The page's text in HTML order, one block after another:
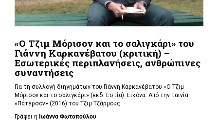
«Ο Τζιμ Μόρισον και το σαλιγκάρι» του
Γιάννη Καρκανέβατου (κριτική) –
Εσωτερικές περιπλανήσεις, ανθρώπινες
συναντήσεις
Για τη συλλογή διηγημάτων του Γιάννη Καρκανέβατου «Ο Τζιμ
Μόρισον και το σαλιγκάρι» (εκδ. Εστία). Εικόνα: Από την ταινία
«Πάτερσον» (2016) του Τζιμ Τζάρμους.
Γράφει η Ιωάννα Φωτοπούλου